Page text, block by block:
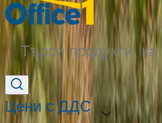
Търси продукти, категории...
Цени с ДДС